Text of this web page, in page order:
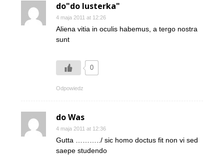
do"do lusterka"
4 maja 2011 at 12:26
Aliena vitia in oculis habemus, a tergo nostra
sunt
0
Odpowiedz
do Was
4 maja 2011 at 12:36
Gutta ………../ sic homo doctus fit non vi sed
saepe studendo